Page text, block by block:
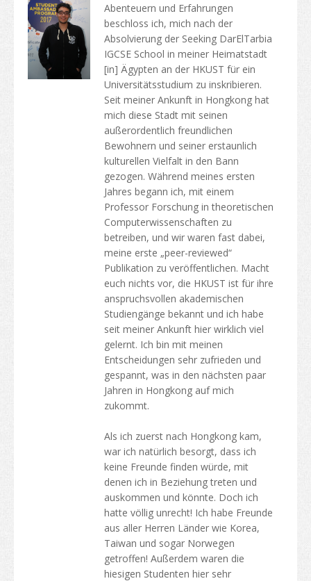
Bewerbung furs Studium
Wie bewerben
Visum
Zulassungsvoraussetzung
Einreise von Familienangehörigen auswärtiger Studenten
Lebenshaltungskosten
Gesund- und Sicherheit
Studentenstimmen
Abenteuern und Erfahrungen
beschloss ich, mich nach der
Absolvierung der Seeking DarElTarbia
IGCSE School in meiner Heimatstadt
[in] Ägypten an der HKUST für ein
Universitätsstudium zu inskribieren.
Seit meiner Ankunft in Hongkong hat
mich diese Stadt mit seinen
außerordentlich freundlichen
Bewohnern und seiner erstaunlich
kulturellen Vielfalt in den Bann
gezogen. Während meines ersten
Jahres begann ich, mit einem
Professor Forschung in theoretischen
Computerwissenschaften zu
betreiben, und wir waren fast dabei,
meine erste „peer-reviewed“
Publikation zu veröffentlichen. Macht
euch nichts vor, die HKUST ist für ihre
anspruchsvollen akademischen
Studiengänge bekannt und ich habe
seit meiner Ankunft hier wirklich viel
gelernt. Ich bin mit meinen
Entscheidungen sehr zufrieden und
gespannt, was in den nächsten paar
Jahren in Hongkong auf mich
zukommt.
Als ich zuerst nach Hongkong kam,
war ich natürlich besorgt, dass ich
keine Freunde finden würde, mit
denen ich in Beziehung treten und
auskommen und könnte. Doch ich
hatte völlig unrecht! Ich habe Freunde
aus aller Herren Länder wie Korea,
Taiwan und sogar Norwegen
getroffen! Außerdem waren die
hiesigen Studenten hier sehr